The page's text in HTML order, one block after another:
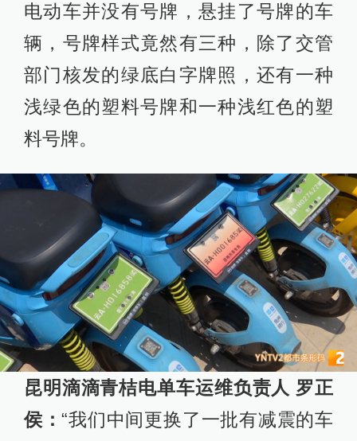
电动车并没有号牌，悬挂了号牌的车
辆，号牌样式竟然有三种，除了交管
部门核发的绿底白字牌照，还有一种
浅绿色的塑料号牌和一种浅红色的塑
料号牌。
昆明滴滴青桔电单车运维负责人 罗正
侯：“我们中间更换了一批有减震的车